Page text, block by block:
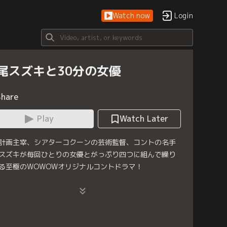
Watch now Login
スズキと30分の女優
Play
Watch Later
画主宰、シアターコクーンの芸術監督、コントの名手
ズキが毎回ひとりの女優とがっぷり四つに組んで繰り
至極のWOWOWオリジナルコントドラマ！